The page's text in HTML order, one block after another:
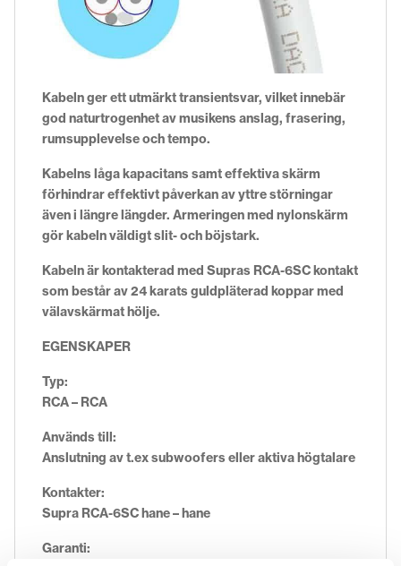
Kabeln ger ett utmärkt transientsvar, vilket innebär
god naturtrogenhet av musikens anslag, frasering,
rumsupplevelse och tempo.
Kabelns låga kapacitans samt effektiva skärm
förhindrar effektivt påverkan av yttre störningar
även i längre längder. Armeringen med nylonskärm
gör kabeln väldigt slit- och böjstark.
Kabeln är kontakterad med Supras RCA-6SC kontakt
som består av 24 karats guldpläterad koppar med
välavskärmat hölje.
EGENSKAPER
Typ:
RCA – RCA
Används till:
Anslutning av t.ex subwoofers eller aktiva högtalare
Kontakter:
Supra RCA-6SC hane – hane
Garanti: